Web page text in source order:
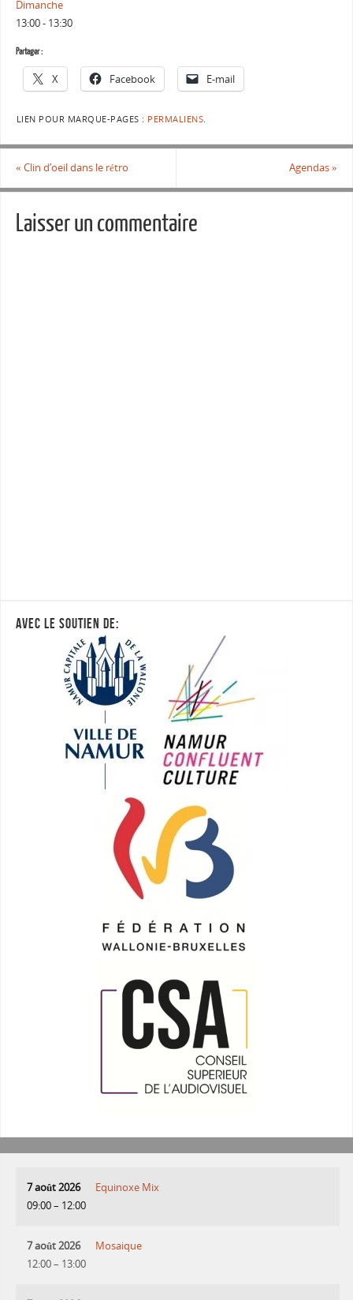
Dimanche
13:00- 13:30
Partager :
X Facebook E-mail
LIEN POUR MARQUE-PAGES : PERMALIENS
« Clin d’oeil dans le rétro Agendas»
Laisser un commentaire
AVEC LE SOUTIEN DE:
7 août 2026
09:00– 12:00
Equinoxe Mix
7 août 2026
12:00– 13:00
Mosaique